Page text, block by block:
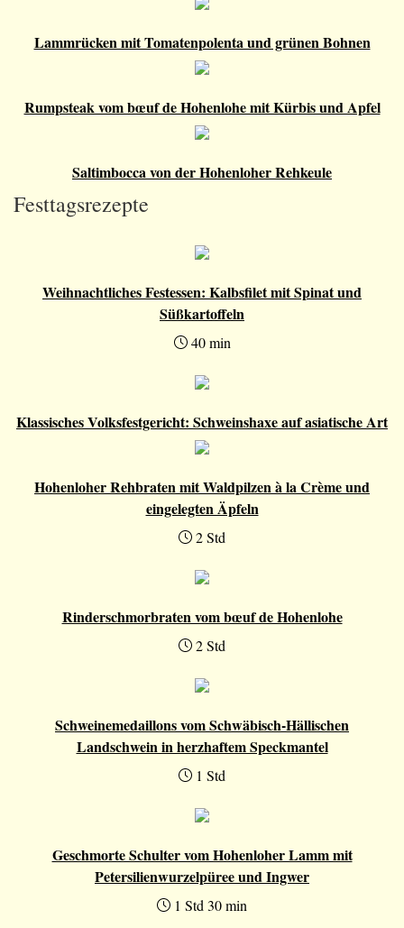
Lammrücken mit Tomatenpolenta und grünen Bohnen
Rumpsteak vom bœuf de Hohenlohe mit Kürbis und Apfel
Saltimbocca von der Hohenloher Rehkeule
Festtagsrezepte
Weihnachtliches Festessen: Kalbsfilet mit Spinat und
Süßkartoffeln
40 min
Klassisches Volksfestgericht: Schweinshaxe auf asiatische Art
Hohenloher Rehbraten mit Waldpilzen à la Crème und
eingelegten Äpfeln
2 Std
Rinderschmorbraten vom bœuf de Hohenlohe
2 Std
Schweinemedaillons vom Schwäbisch-Hällischen
Landschwein in herzhaftem Speckmantel
1 Std
Geschmorte Schulter vom Hohenloher Lamm mit
Petersilienwurzelpüree und Ingwer
1 Std 30 min